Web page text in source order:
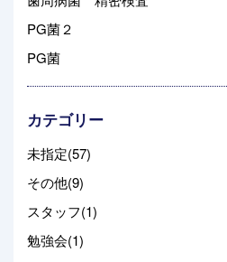
PG菌２
PG菌
カテゴリー
未指定(57)
その他(9)
スタッフ(1)
勉強会(1)